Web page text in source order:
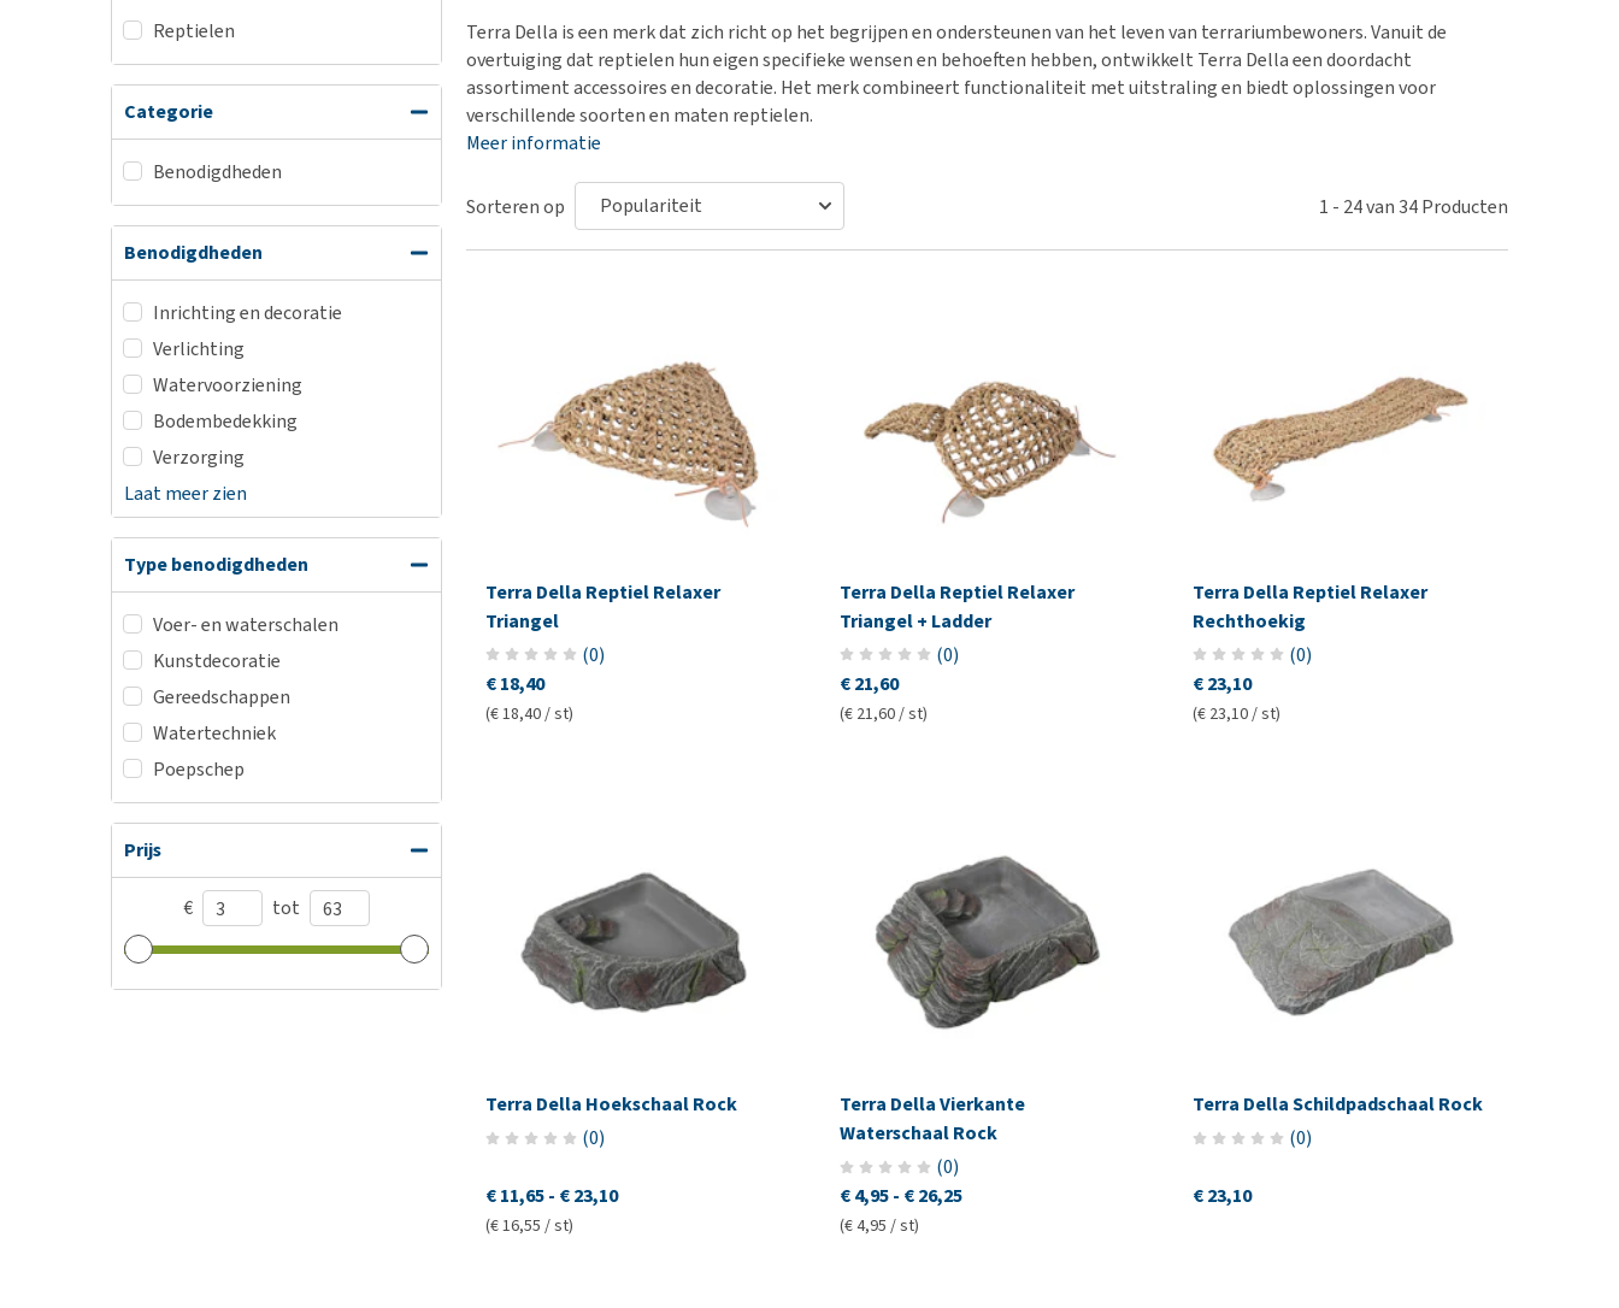
Biologisch hondenvoer
Vegan hondenvoer
Snacks
Bench
Op reis en onderweg
Puppy benodigdheden
Bekijk alles
Ouderdom en dementie
Overgewicht en conditie
Reptielen
Categorie
Benodigdheden
Benodigdheden
Inrichting en decoratie
Verlichting
Watervoorziening
Bodembedekking
Verzorging
Laat meer zien
Type benodigdheden
Voer- en waterschalen
Kunstdecoratie
Gereedschappen
Watertechniek
Poepschep
Prijs
€ tot
Terra Della is een merk dat zich richt op het begrijpen en ondersteunen van het leven van terrariumbewoners. Vanuit de
overtuiging dat reptielen hun eigen specifieke wensen en behoeften hebben, ontwikkelt Terra Della een doordacht
assortiment accessoires en decoratie. Het merk combineert functionaliteit met uitstraling en biedt oplossingen voor
verschillende soorten en maten reptielen.
Meer informatie
Sorteren op 1 - 24van34Producten
Terra Della Reptiel Relaxer
Triangel
(0)
€ 18,40
(€ 18,40 / st)
Terra Della Reptiel Relaxer
Triangel + Ladder
(0)
€ 21,60
(€ 21,60 / st)
Terra Della Reptiel Relaxer
Rechthoekig
(0)
€ 23,10
(€ 23,10 / st)
Terra Della Hoekschaal Rock
(0)
€ 11,65- € 23,10
(€ 16,55 / st)
Terra Della Vierkante
Waterschaal Rock
(0)
€ 4,95 - € 26,25
(€ 4,95 / st)
Terra Della Schildpadschaal Rock
(0)
€ 23,10